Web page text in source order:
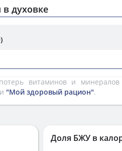
духовке
витаминов и
"Мой здоровый рацион".
Доля БЖУ в